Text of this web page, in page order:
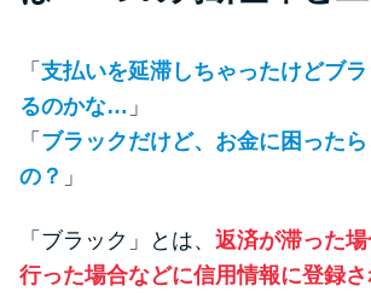
審査が不安な方向
「 支払いを延滞しちゃったけどブ
るのかな… 」
「 ブラックだけど、お金に困った
の？ 」
「ブラック」とは、 返済が滞った
行った場合などに信用情報に登録さ